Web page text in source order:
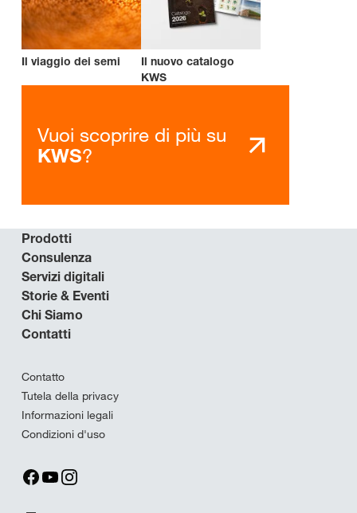
Il viaggio dei semi
Il nuovo catalogo
KWS
Vuoi scoprire di più su
KWS?
Prodotti
Consulenza
Servizi digitali
Storie & Eventi
Chi Siamo
Contatti
Contatto
Tutela della privacy
Informazioni legali
Condizioni d'uso